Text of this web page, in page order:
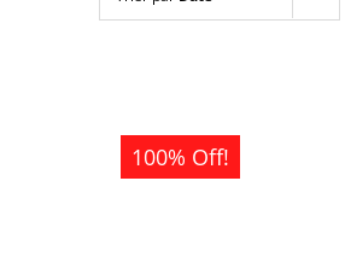
100% Off!